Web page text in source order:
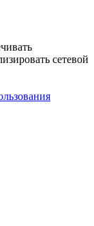
сетевой